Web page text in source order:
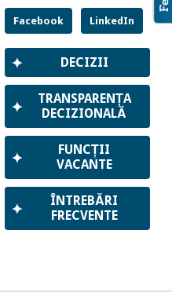
Facebook LinkedIn
✦ DECIZII
✦
TRANSPARENȚA
DECIZIONALĂ
✦
FUNCȚII
VACANTE
✦
ÎNTREBĂRI
FRECVENTE